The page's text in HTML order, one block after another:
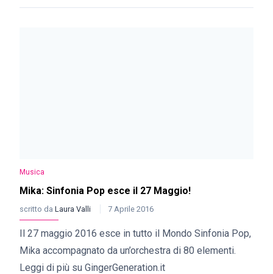
Musica
Mika: Sinfonia Pop esce il 27 Maggio!
scritto da Laura Valli 7 Aprile 2016
Il 27 maggio 2016 esce in tutto il Mondo Sinfonia Pop,
Mika accompagnato da un’orchestra di 80 elementi.
Leggi di più su GingerGeneration.it